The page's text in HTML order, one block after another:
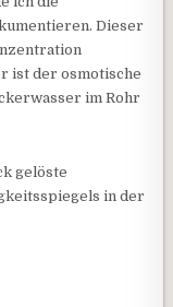
Dieser
ist der osmotische
im Rohr
gelöste
in der